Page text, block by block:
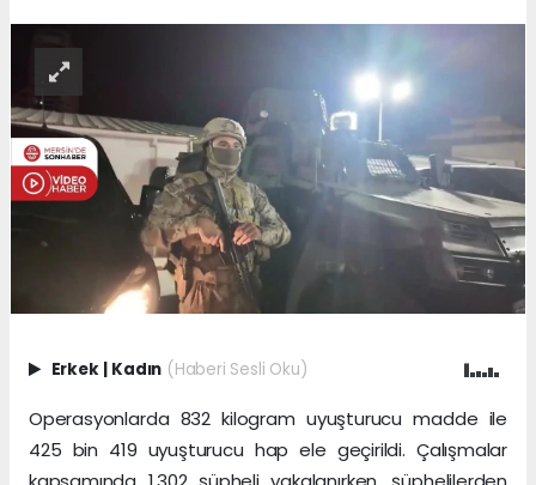
Erkek | Kadın (Haberi Sesli Oku)
Operasyonlarda 832 kilogram uyuşturucu madde ile
425 bin 419 uyuşturucu hap ele geçirildi. Çalışmalar